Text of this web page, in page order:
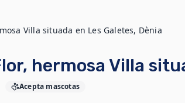
Villa situada en Les Galetes, Dènia
hermosa Villa
Acepta mascotas